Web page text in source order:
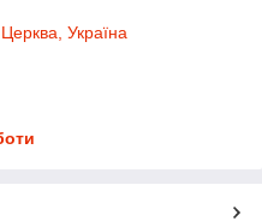
Україна